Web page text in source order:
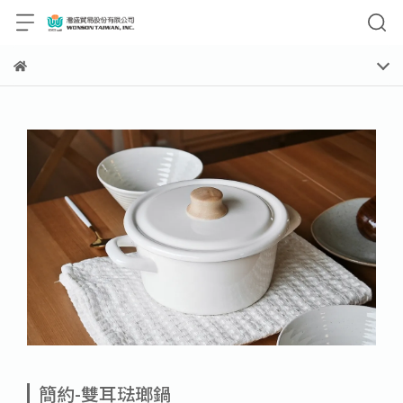
簡約-雙耳琺瑯鍋